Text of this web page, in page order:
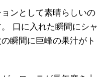
ンとして素晴らしいの
口に入れた瞬間にシャ
瞬間に巨峰の果汁がト